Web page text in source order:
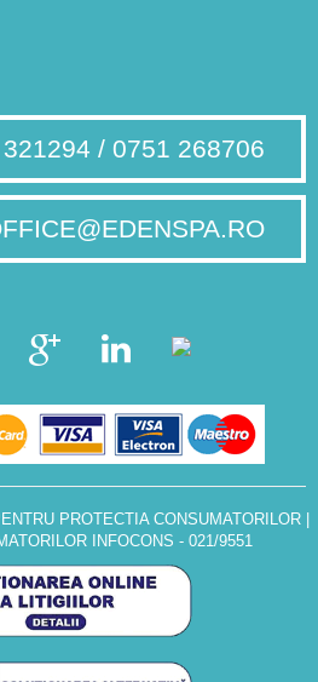
/ 0751 268706
PROTECTIA CONSUMATORILOR|
INFOCONS - 021/9551